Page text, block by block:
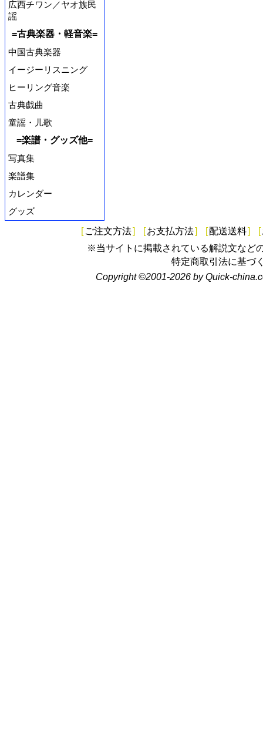
広西チワン／ヤオ族民
謡
=古典楽器・軽音楽=
中国古典楽器
イージーリスニング
ヒーリング音楽
古典戯曲
童謡・儿歌
=楽譜・グッズ他=
写真集
楽譜集
カレンダー
グッズ
[ ご注文方法] [お支払方法] [配送送料] [
※当サイトに掲載されている解説文など
特定商取引法に基づ
Copyright ©2001-2026 by Quick-